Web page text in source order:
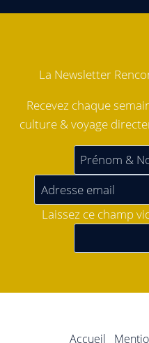
La Newsletter
Recevez chaque
culture & voyage
Laissez ce champ
Accueil